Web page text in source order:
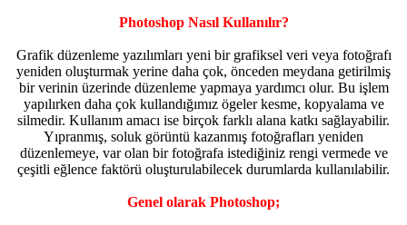
Photoshop Nasıl Kullanılır?
Grafik düzenleme yazılımları yeni bir grafiksel veri veya fotoğrafı
yeniden oluşturmak yerine daha çok, önceden meydana getirilmiş
bir verinin üzerinde düzenleme yapmaya yardımcı olur. Bu işlem
yapılırken daha çok kullandığımız ögeler kesme, kopyalama ve
silmedir. Kullanım amacı ise birçok farklı alana katkı sağlayabilir.
Yıpranmış, soluk görüntü kazanmış fotoğrafları yeniden
düzenlemeye, var olan bir fotoğrafa istediğiniz rengi vermede ve
çeşitli eğlence faktörü oluşturulabilecek durumlarda kullanılabilir.
Genel olarak Photoshop;